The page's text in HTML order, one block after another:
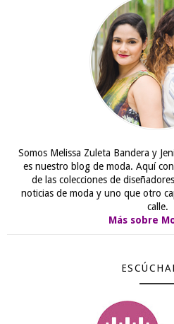
Somos Melissa Zuleta Bandera y
es nuestro blog de moda. Aquí
de las colecciones de
noticias de moda y uno que otro
calle.
Más sobre